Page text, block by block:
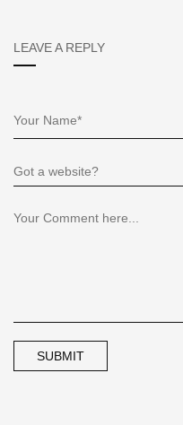
LEAVE A REPLY